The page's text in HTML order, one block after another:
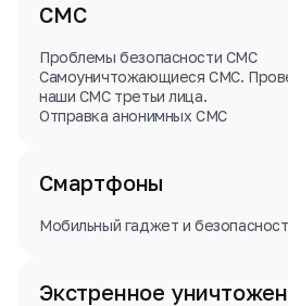
СМС
Проблемы безопасности СМС
Самоуничтожающиеся СМС.
наши СМС третьи лица.
Отправка анонимных СМС
Смартфоны
Мобильный гаджет и
Экстренное